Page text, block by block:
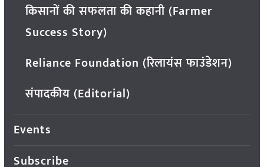
किसानों की सफलता की कहानी (Farmer
Success Story)
Reliance Foundation (रिलायंस फाउंडेशन)
संपादकीय (Editorial)
Events
Subscribe